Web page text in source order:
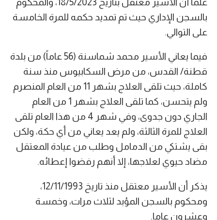
بالسجن الإداري حيث تم تمديد حكمه للمرة الخامسة
على التوالي.
فيما يعاني الأسير محمد شماسنة (56 عاماً) من بلدة
قطنة/ القدس، من مرض السكابيوس منذ سنة
كاملة، حيث تلقى العلاج بشهر 11 من العام المنصرم
ولم يتحسن، كما تلقى العلاج بشهر 1 من العام
الجاري دون جدوى، وفي شهر 4 من هذا العام تلقى
العلاج للمرة الثالثة، ولم يعد يعاني من أي حكة، ولكن
بقى يشتكي من الدمامل وطلب من عيادة المعتقل
مضاد حيوي لعلاجها، إلا أنهم رفضوا إعطائه.
يذكر أن الأسير معتقل منذ تاريخ 12/11/1993،
ومحكوم بالسجن المؤبد لثلاث مرات، وخمسة
وعشرون عاما.